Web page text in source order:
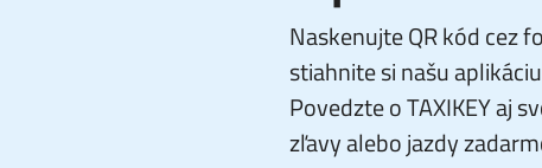
Naskenujte QR kód cez
stiahnite si našu
Povedzte o TAXIKEY aj
zľavy alebo jazdy